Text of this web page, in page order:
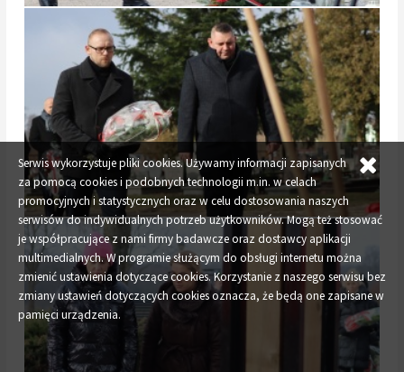
Serwis wykorzystuje pliki cookies. Używamy informacji zapisanych
za pomocą cookies i podobnych technologii m.in. w celach
promocyjnych i statystycznych oraz w celu dostosowania naszych
serwisów do indywidualnych potrzeb użytkowników. Mogą też stosować
je współpracujące z nami firmy badawcze oraz dostawcy aplikacji
multimedialnych. W programie służącym do obsługi internetu można
zmienić ustawienia dotyczące cookies. Korzystanie z naszego serwisu bez
zmiany ustawień dotyczących cookies oznacza, że będą one zapisane w
pamięci urządzenia.